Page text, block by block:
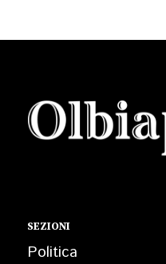
SEZIONI
Politica